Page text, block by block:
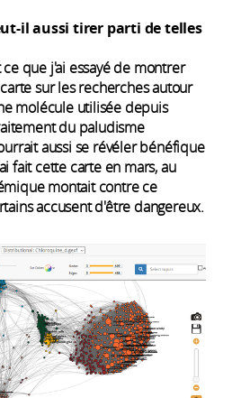
il aussi tirer parti de telles
ce que j'ai essayé de montrer
sur les recherches autour
molécule utilisée depuis
du paludisme
aussi se révéler bénéfique
fait cette carte en mars, au
montait contre ce
accusent d'être dangereux.